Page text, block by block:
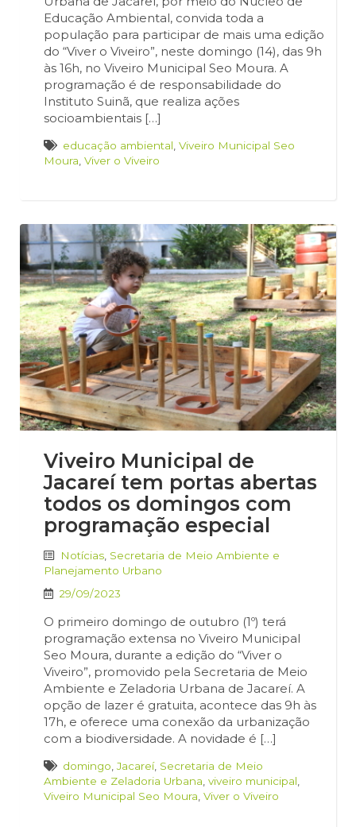
Educação Ambiental, convida toda a
população para participar de mais uma edição
do “Viver o Viveiro”, neste domingo (14), das 9h
às 16h, no Viveiro Municipal Seo Moura. A
programação é de responsabilidade do
Instituto Suinã, que realiza ações
socioambientais […]
educação ambiental Viveiro Municipal Seo
Moura Viver o Viveiro
Viveiro Municipal de
Jacareí tem portas abertas
todos os domingos com
programação especial
Notícias Secretaria de Meio Ambiente e
Planejamento Urbano
29/09/2023
O primeiro domingo de outubro (1º) terá
programação extensa no Viveiro Municipal
Seo Moura, durante a edição do “Viver o
Viveiro”, promovido pela Secretaria de Meio
Ambiente e Zeladoria Urbana de Jacareí. A
opção de lazer é gratuita, acontece das 9h às
17h, e oferece uma conexão da urbanização
com a biodiversidade. A novidade é […]
domingo ,Jacareí, Secretaria de Meio
Ambiente e Zeladoria Urbana viveiro municipal
Viveiro Municipal Seo Moura Viver o Viveiro